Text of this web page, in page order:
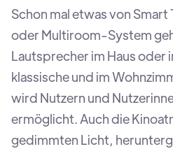
Schon mal etwas von Smart
oder Multiroom-System
Lautsprecher im Haus oder
klassische und im
wird Nutzern und
ermöglicht. Auch die
gedimmten Licht,